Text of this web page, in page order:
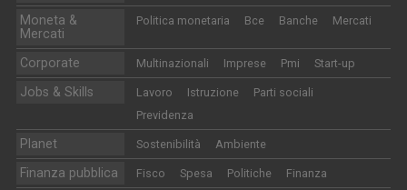
Moneta &
Mercati
Politica monetaria Bce Banche Mercati
Corporate Multinazionali Imprese Pmi Start-up
Jobs & Skills Lavoro Istruzione
Parti sociali
Previdenza
Planet Sostenibilità Ambiente
Finanza pubblica Fisco Spesa Politiche Finanza